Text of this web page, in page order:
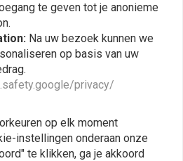
ook een review
te geven tot je anonieme
Na uw bezoek kunnen we
op basis van uw
privacy/
op elk moment
instellingen onderaan onze
te klikken, ga je akkoord